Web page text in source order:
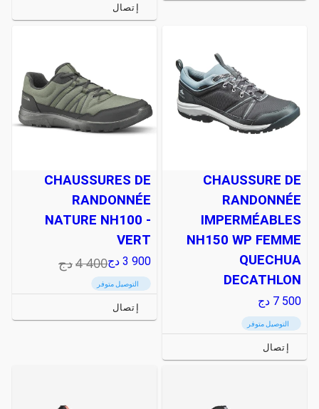
إتصال
CHAUSSURE DE
RANDONNÉE
IMPERMÉABLES
NH150 WP FEMME
QUECHUA
DECATHLON
7 500 دج
التوصيل متوفر
إتصال
CHAUSSURES DE
RANDONNÉE
NATURE NH100 -
VERT
3 900 دج4 400دج
التوصيل متوفر
إتصال